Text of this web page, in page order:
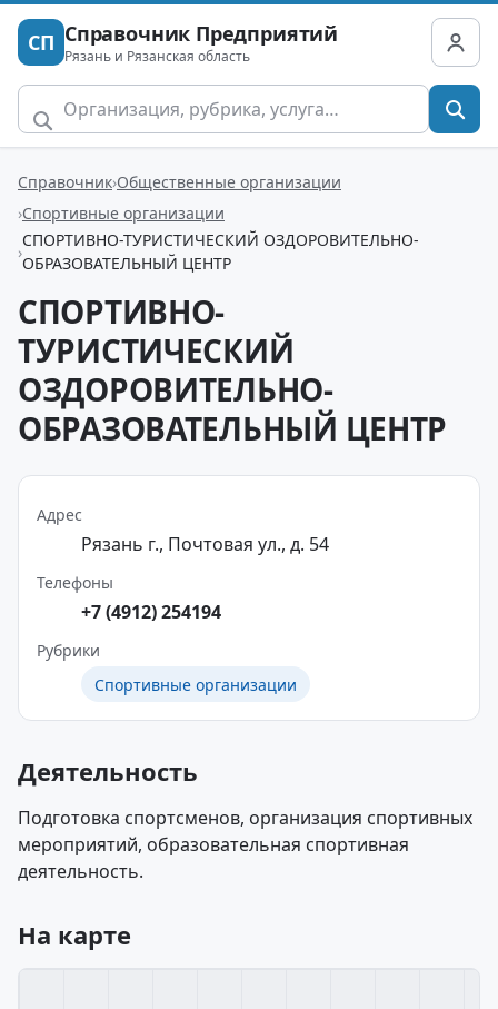
СП Справочник Предприятий
Рязань и Рязанская область
Справочник Общественные организации
Спортивные организации
СПОРТИВНО-ТУРИСТИЧЕСКИЙ ОЗДОРОВИТЕЛЬНО-
ОБРАЗОВАТЕЛЬНЫЙ ЦЕНТР
СПОРТИВНО-
ТУРИСТИЧЕСКИЙ
ОЗДОРОВИТЕЛЬНО-
ОБРАЗОВАТЕЛЬНЫЙ ЦЕНТР
Адрес
Рязань г., Почтовая ул., д. 54
Телефоны
+7 (4912) 254194
Рубрики
Спортивные организации
Деятельность
Подготовка спортсменов, организация спортивных
мероприятий, образовательная спортивная
деятельность.
На карте